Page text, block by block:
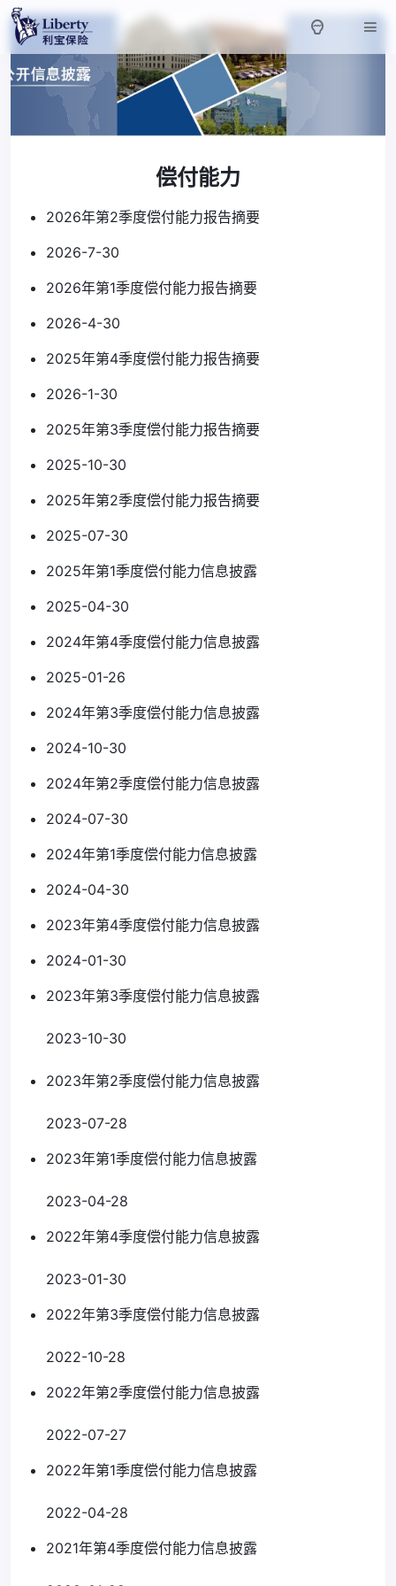
偿付能力
2026年第2季度偿付能力报告摘要
2026-7-30
2026年第1季度偿付能力报告摘要
2026-4-30
2025年第4季度偿付能力报告摘要
2026-1-30
2025年第3季度偿付能力报告摘要
2025-10-30
2025年第2季度偿付能力报告摘要
2025-07-30
2025年第1季度偿付能力信息披露
2025-04-30
2024年第4季度偿付能力信息披露
2025-01-26
2024年第3季度偿付能力信息披露
2024-10-30
2024年第2季度偿付能力信息披露
2024-07-30
2024年第1季度偿付能力信息披露
2024-04-30
2023年第4季度偿付能力信息披露
2024-01-30
2023年第3季度偿付能力信息披露
2023-10-30
2023年第2季度偿付能力信息披露
2023-07-28
2023年第1季度偿付能力信息披露
2023-04-28
2022年第4季度偿付能力信息披露
2023-01-30
2022年第3季度偿付能力信息披露
2022-10-28
2022年第2季度偿付能力信息披露
2022-07-27
2022年第1季度偿付能力信息披露
2022-04-28
2021年第4季度偿付能力信息披露